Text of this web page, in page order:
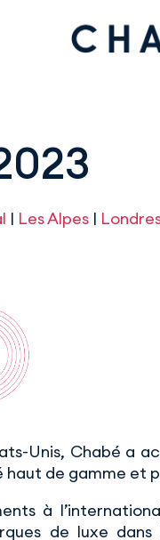
| Les Alpes |
Unis, Chabé a
de gamme et
à
de luxe